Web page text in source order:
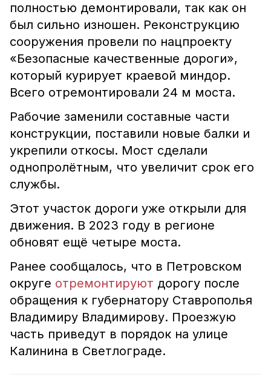
полностью демонтировали, так как он
был сильно изношен. Реконструкцию
сооружения провели по нацпроекту
«Безопасные качественные дороги»,
который курирует краевой миндор.
Всего отремонтировали 24 м моста.
Рабочие заменили составные части
конструкции, поставили новые балки и
укрепили откосы. Мост сделали
однопролётным, что увеличит срок его
службы.
Этот участок дороги уже открыли для
движения. В 2023 году в регионе
обновят ещё четыре моста.
Ранее сообщалось, что в Петровском
округе отремонтируют дорогу после
обращения к губернатору Ставрополья
Владимиру Владимирову. Проезжую
часть приведут в порядок на улице
Калинина в Светлограде.